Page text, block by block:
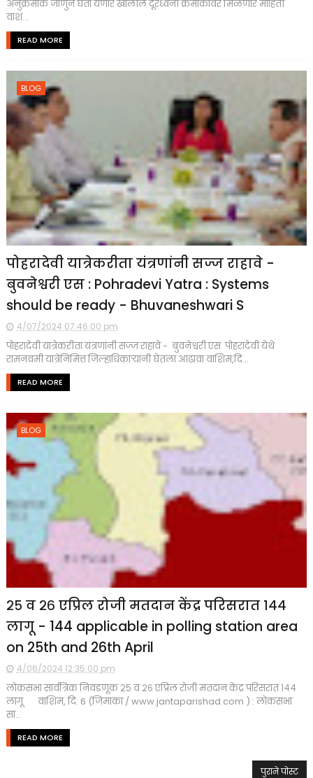
अनुक्रमांक जाणुन घेता येणार खालील दूरध्वनी क्रमांकावर मिळणार माहिती
वाश...
READ MORE
BLOG
पोहरादेवी यात्रेकरीता यंत्रणांनी सज्ज राहावे -
बुवनेश्वरी एस : Pohradevi Yatra : Systems
should be ready - Bhuvaneshwari S
4/07/2024 07:46:00 pm
पोहरादेवी यात्रेकरीता यंत्रणांनी सज्ज राहावे - बुवनेश्वरी एस पोहरादेवी येथे
रामनवमी यात्रेनिमित्त जिल्हाधिकाऱ्यांनी घेतला आढावा वाशिम,दि...
READ MORE
BLOG
२५ व २६ एप्रिल रोजी मतदान केंद्र परिसरात १४४
लागू - 144 applicable in polling station area
on 25th and 26th April
4/06/2024 12:35:00 pm
लोकसभा सार्वत्रिक निवडणूक २५ व २६ एप्रिल रोजी मतदान केंद्र परिसरात १४४
लागू वाशिम, दि. 6 (जिमाका / www.jantaparishad.com ) : लोकसभा
सा...
READ MORE
पुराने पोस्ट